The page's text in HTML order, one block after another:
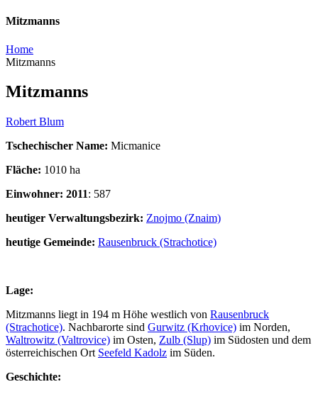
Mitzmanns
Home
Mitzmanns
Mitzmanns
Robert Blum
Tschechischer Name: Micmanice
Fläche: 1010 ha
Einwohner: 2011: 587
heutiger Verwaltungsbezirk: Znojmo (Znaim)
heutige Gemeinde: Rausenbruck (Strachotice)
Lage:
Mitzmanns liegt in 194 m Höhe westlich von Rausenbruck
(Strachotice). Nachbarorte sind Gurwitz (Krhovice) im Norden,
Waltrowitz (Valtrovice) im Osten, Zulb (Slup) im Südosten und dem
österreichischen Ort Seefeld Kadolz im Süden.
Geschichte: